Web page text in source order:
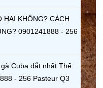
HẠI KHÔNG? CÁCH
0901241888 - 256
Cuba đắt nhất Thế
- 256 Pasteur Q3